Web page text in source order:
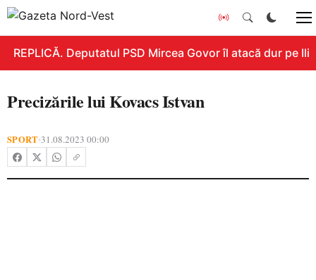
REPLICĂ. Deputatul PSD Mircea Govor îl atacă dur pe
Precizările lui Kovacs Istvan
SPORT•31.08.2023 00:00